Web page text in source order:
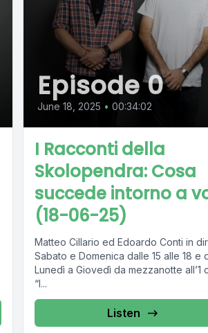
Episode 0
June 18, 2025 • 00:34:02
I Racconti della
Skolopendra: Cosa
succede intorno a
(18-06-25)
Matteo Cillario ed Edoardo Conti in
Sabato e Domenica dalle 15 alle 18 e
Lunedì a Giovedì da mezzanotte all’1
“I...
Listen